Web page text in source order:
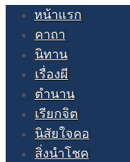
หน้าแรก
คาถา
นิทาน
เรื่องผี
ตำนาน
เรียกจิต
นิสัยใจคอ
สิ่งนำโชค